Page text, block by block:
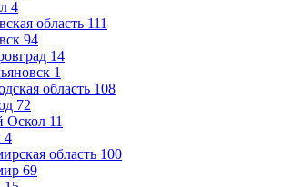
4
область 111
94
14
1
область 108
72
Оскол 11
4
область 100
69